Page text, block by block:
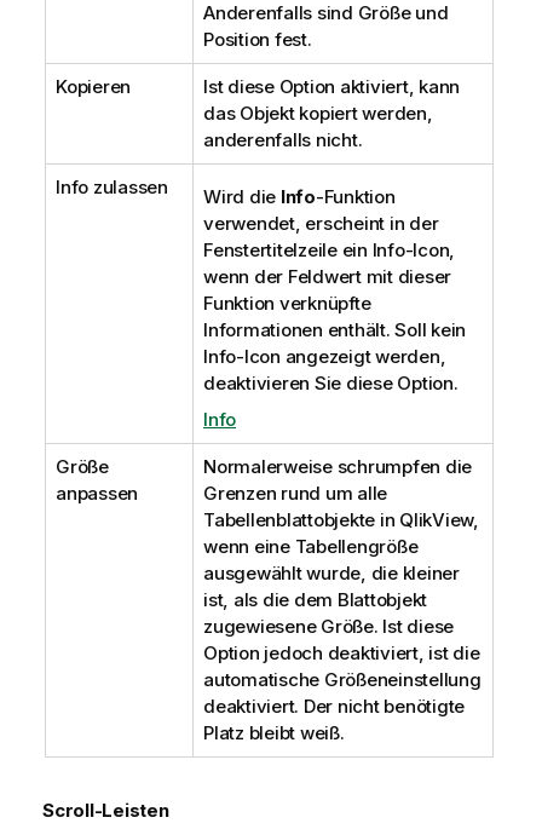
Anderenfalls sind Größe und
Position fest.
Kopieren
Ist diese Option aktiviert, kann
das Objekt kopiert werden,
anderenfalls nicht.
Info zulassen Wird die Info-Funktion
verwendet, erscheint in der
Fenstertitelzeile ein Info-Icon,
wenn der Feldwert mit dieser
Funktion verknüpfte
Informationen enthält. Soll kein
Info-Icon angezeigt werden,
deaktivieren Sie diese Option.
Info
Größe
anpassen
Normalerweise schrumpfen die
Grenzen rund um alle
Tabellenblattobjekte in QlikView,
wenn eine Tabellengröße
ausgewählt wurde, die kleiner
ist, als die dem Blattobjekt
zugewiesene Größe. Ist diese
Option jedoch deaktiviert, ist die
automatische Größeneinstellung
deaktiviert. Der nicht benötigte
Platz bleibt weiß.
Scroll-Leisten